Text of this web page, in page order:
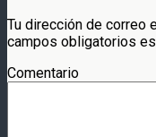
Tu dirección de correo
campos obligatorios
Comentario